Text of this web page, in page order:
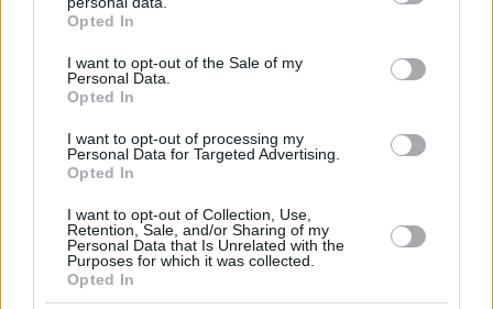
grant or deny consent to Google and its third-party tags to
use your data for below specified purposes in below Google
consent section.
Opted In
I want to opt-out of the Sale of my
Personal Data.
Opted In
I want to opt-out of processing my
Personal Data for Targeted Advertising.
Opted In
I want to opt-out of Collection, Use,
Retention, Sale, and/or Sharing of my
Personal Data that Is Unrelated with the
Purposes for which it was collected.
Opted In
οπτικών εφέ της και πρέπει να αποζημιωθούν
για τη συνεισφορά και τις συνθήκες εργασίας
».
η φωνή διάσημων προσωπικοτήτων που θα
πιέσουν την εταιρεία για καλύτερες συνθήκες
εργασίας: « Θα χρειαστούν πολλοί από τους
“Εκδικητές” για να αλλάξουν τα πράγματα.
Οφείλουν να πουν “Οι άνθρωποι που έχουν
κάνει τις ταινίες μας αξίζουν καλύτερες